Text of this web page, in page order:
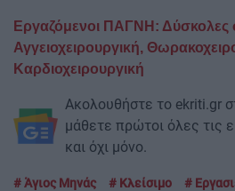
Εργαζόμενοι ΠΑΓΝΗ: Δύσκολες
Αγγειοχειρουργική,
Καρδιοχειρουργική
Ακολουθήστε το ekriti.gr
μάθετε πρώτοι όλες τις
και όχι μόνο.
Άγιος Μηνάς Κλείσιμο